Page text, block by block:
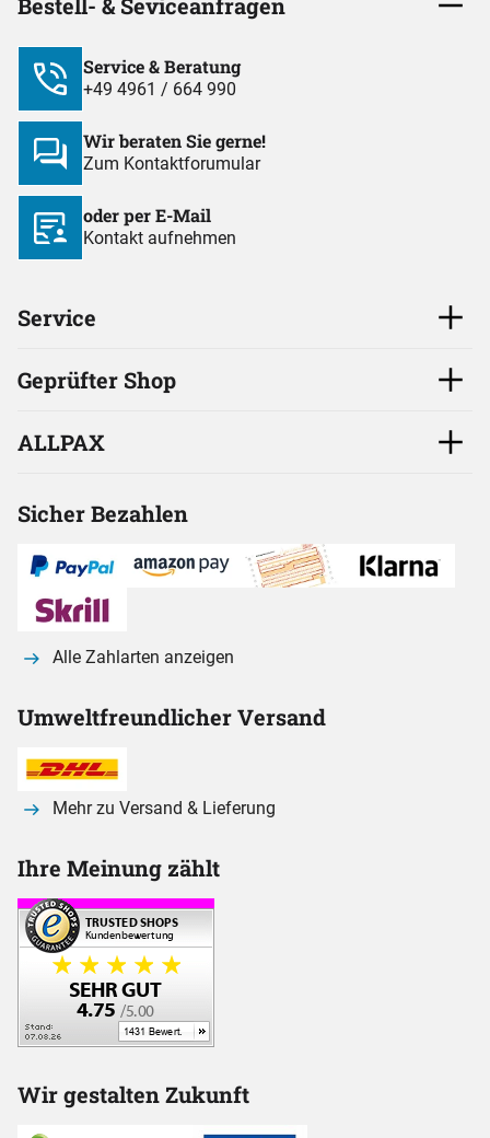
Bestell- & Seviceanfragen
Service & Beratung
+49 4961 / 664 990
Wir beraten Sie gerne!
Zum Kontaktforumular
oder per E-Mail
Kontakt aufnehmen
Service
Geprüfter Shop
ALLPAX
Sicher Bezahlen
Alle Zahlarten anzeigen
Umweltfreundlicher Versand
Mehr zu Versand & Lieferung
Ihre Meinung zählt
Wir gestalten Zukunft